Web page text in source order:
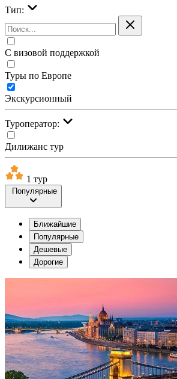
Тип:
С визовой поддержкой
Туры по Европе
Экскурсионный
Туроператор:
Дилижанс тур
1 тур
Популярные
Ближайшие
Популярные
Дешевые
Дорогие